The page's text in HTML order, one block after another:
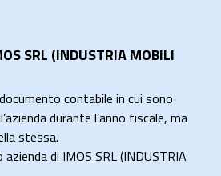
SRL (INDUSTRIA MOBILI
contabile in cui sono
durante l’anno fiscale, ma
stessa.
di IMOS SRL (INDUSTRIA